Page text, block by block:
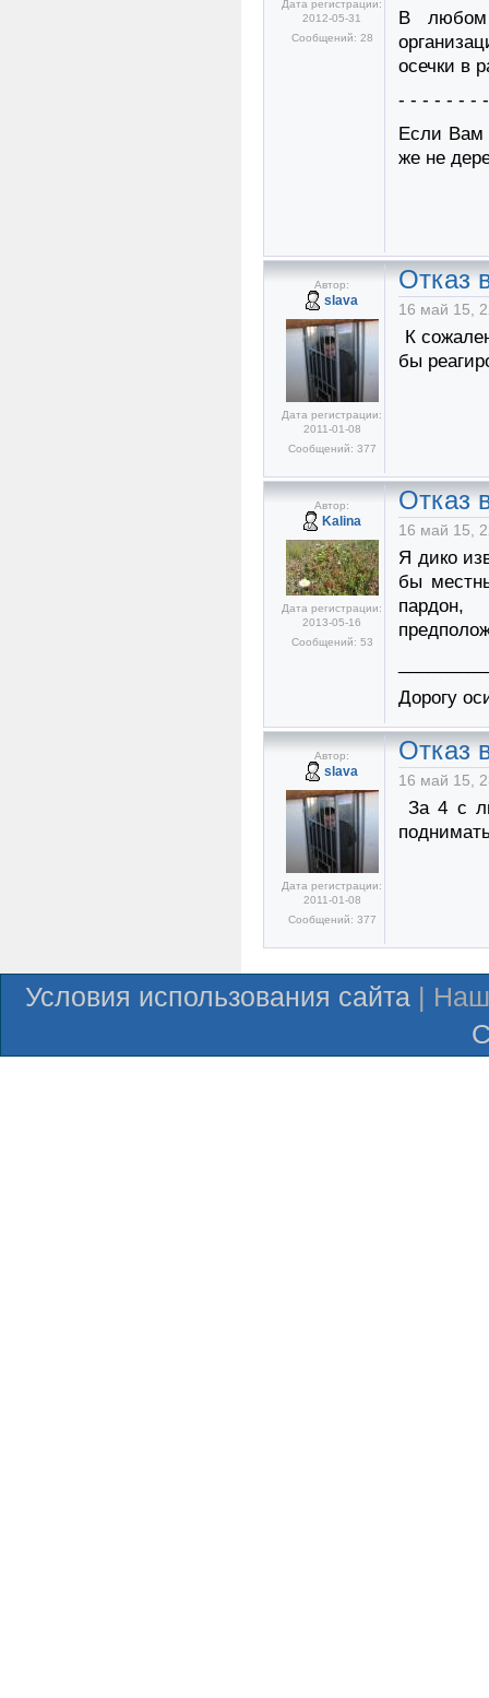
Дата регистрации:
2012-05-31
Сообщений: 28
В любом
осечки в
- - - - - - -
Если Вам
же не
Автор:
slava
Дата регистрации:
2011-01-08
Сообщений: 377
Отказ
16 май 15,
К
бы
Автор:
Kalina
Дата регистрации:
2013-05-16
Сообщений: 53
Отказ
16 май 15,
Я дико
бы
пардон,
Дорогу
Автор:
slava
Дата регистрации:
2011-01-08
Сообщений: 377
Отказ
16 май 15,
За 4 с
Условия использования сайта| Наш